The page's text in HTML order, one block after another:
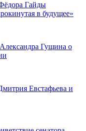
Гайды
в будущее»
Гущина о
Евстафьева и